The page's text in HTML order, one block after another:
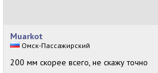
Muarkot
Омск-Пассажирский
200 мм скорее всего, не скажу точно